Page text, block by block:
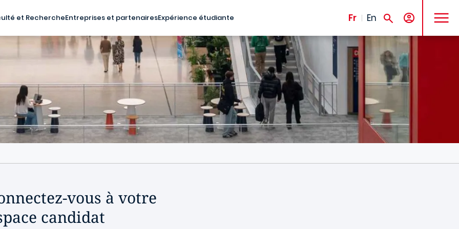
et RechercheEntreprises et partenairesExpérience étudiante Fr En
MENU
vous à votre
candidat